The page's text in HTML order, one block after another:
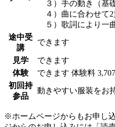
３）手の動き（基礎
４）曲に合わせて
５）歌詞により一
途中受
講
できます
見学
できます
体験
できます 体験料
初回持
参品
動きやすい服装をお
※ホームページからもお申し